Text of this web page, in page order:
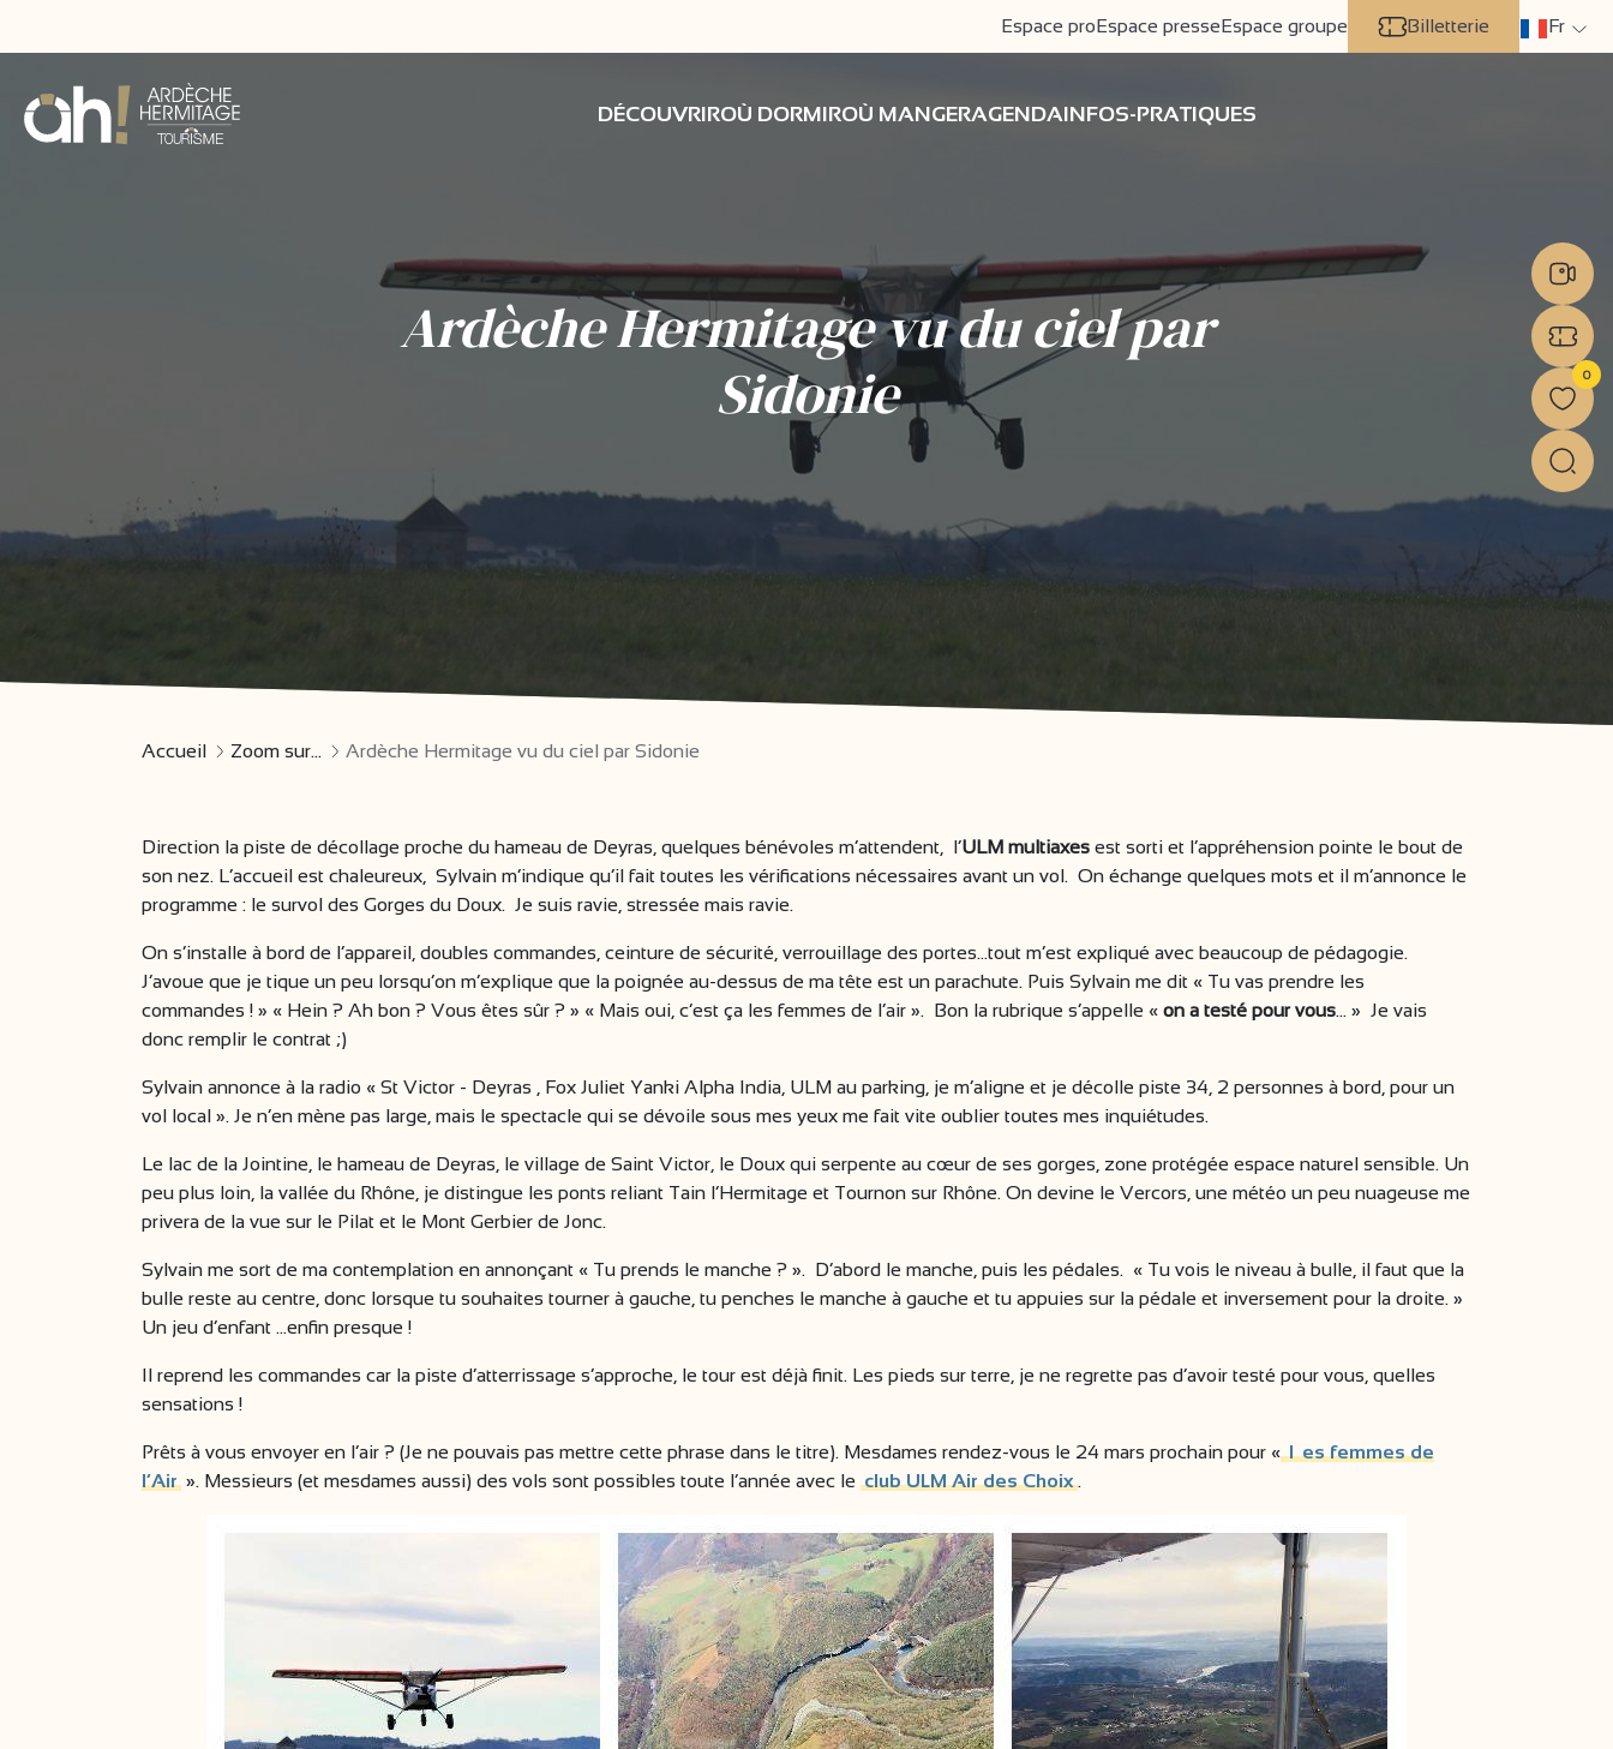
Espace proEspace presseEspace groupe Billetterie Fr
DÉCOUVRIROÙ DORMIROÙ MANGERAGENDAINFOS-PRATIQUES
Ardèche Hermitage vu du ciel par
Sidonie
Accueil Zoom sur... Ardèche Hermitage vu du ciel par Sidonie
Direction la piste de décollage proche du hameau de Deyras, quelques bénévoles m’attendent, l’ULM multiaxes est sorti et l’appréhension pointe le bout de
son nez. L’accueil est chaleureux, Sylvain m’indique qu’il fait toutes les vérifications nécessaires avant un vol. On échange quelques mots et il m’annonce le
programme : le survol des Gorges du Doux. Je suis ravie, stressée mais ravie.
On s’installe à bord de l’appareil, doubles commandes, ceinture de sécurité, verrouillage des portes...tout m’est expliqué avec beaucoup de pédagogie.
J’avoue que je tique un peu lorsqu’on m’explique que la poignée au-dessus de ma tête est un parachute. Puis Sylvain me dit « Tu vas prendre les
commandes ! » « Hein ? Ah bon ? Vous êtes sûr ? » « Mais oui, c’est ça les femmes de l’air ». Bon la rubrique s’appelle « on a testé pour vous... » Je vais
donc remplir le contrat ;)
Sylvain annonce à la radio « St Victor - Deyras , Fox Juliet Yanki Alpha India, ULM au parking, je m’aligne et je décolle piste 34, 2 personnes à bord, pour un
vol local ». Je n’en mène pas large, mais le spectacle qui se dévoile sous mes yeux me fait vite oublier toutes mes inquiétudes.
Le lac de la Jointine, le hameau de Deyras, le village de Saint Victor, le Doux qui serpente au cœur de ses gorges, zone protégée espace naturel sensible. Un
peu plus loin, la vallée du Rhône, je distingue les ponts reliant Tain l’Hermitage et Tournon sur Rhône. On devine le Vercors, une météo un peu nuageuse me
privera de la vue sur le Pilat et le Mont Gerbier de Jonc.
Sylvain me sort de ma contemplation en annonçant « Tu prends le manche ? ». D’abord le manche, puis les pédales. « Tu vois le niveau à bulle, il faut que la
bulle reste au centre, donc lorsque tu souhaites tourner à gauche, tu penches le manche à gauche et tu appuies sur la pédale et inversement pour la droite. »
Un jeu d’enfant ...enfin presque !
Il reprend les commandes car la piste d’atterrissage s’approche, le tour est déjà finit. Les pieds sur terre, je ne regrette pas d’avoir testé pour vous, quelles
sensations !
Prêts à vous envoyer en l’air ? (Je ne pouvais pas mettre cette phrase dans le titre). Mesdames rendez-vous le 24 mars prochain pour «l es femmes de
l’Air ». Messieurs (et mesdames aussi) des vols sont possibles toute l’année avec leclub ULM Air des Choix.
0